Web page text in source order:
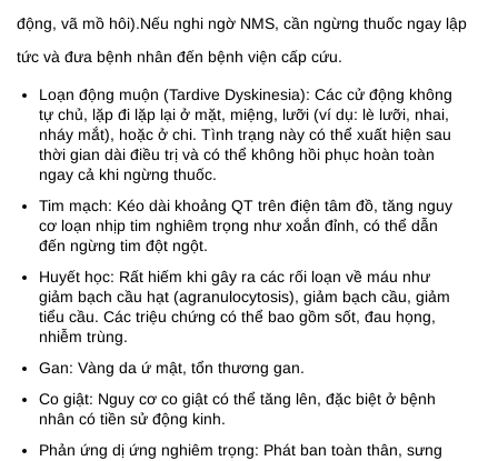
động, vã mồ hôi).Nếu nghi ngờ NMS, cần ngừng thuốc ngay lập
tức và đưa bệnh nhân đến bệnh viện cấp cứu.
Loạn động muộn (Tardive Dyskinesia): Các cử động không
tự chủ, lặp đi lặp lại ở mặt, miệng, lưỡi (ví dụ: lè lưỡi, nhai,
nháy mắt), hoặc ở chi. Tình trạng này có thể xuất hiện sau
thời gian dài điều trị và có thể không hồi phục hoàn toàn
ngay cả khi ngừng thuốc.
Tim mạch: Kéo dài khoảng QT trên điện tâm đồ, tăng nguy
cơ loạn nhịp tim nghiêm trọng như xoắn đỉnh, có thể dẫn
đến ngừng tim đột ngột.
Huyết học: Rất hiếm khi gây ra các rối loạn về máu như
giảm bạch cầu hạt (agranulocytosis), giảm bạch cầu, giảm
tiểu cầu. Các triệu chứng có thể bao gồm sốt, đau họng,
nhiễm trùng.
Gan: Vàng da ứ mật, tổn thương gan.
Co giật: Nguy cơ co giật có thể tăng lên, đặc biệt ở bệnh
nhân có tiền sử động kinh.
Phản ứng dị ứng nghiêm trọng: Phát ban toàn thân, sưng